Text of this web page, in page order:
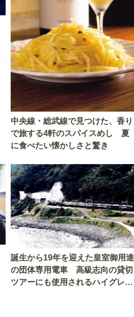
中央線・総武線で見つけた、香り
で旅する4軒のスパイスめし 夏
に食べたい懐かしさと驚き
誕生から19年を迎えた皇室御用達
の団体専用電車 高級志向の貸切
ツアーにも使用されるハイグレー